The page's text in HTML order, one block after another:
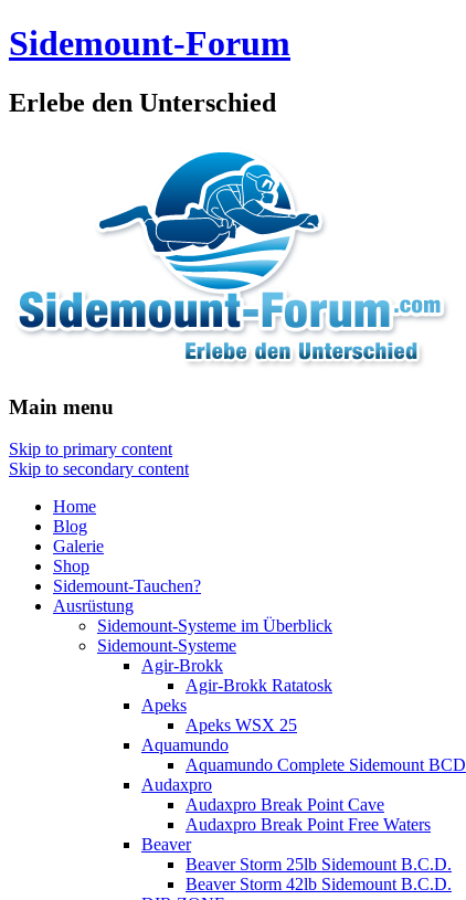
Sidemount-Forum
Erlebe den Unterschied
Main menu
Skip to primary content
Skip to secondary content
Home
Blog
Galerie
Shop
Sidemount-Tauchen?
Ausrüstung
Sidemount-Systeme im Überblick
Sidemount-Systeme
Agir-Brokk
Agir-Brokk Ratatosk
Apeks
Apeks WSX 25
Aquamundo
Aquamundo Complete Sidemount BCD
Audaxpro
Audaxpro Break Point Cave
Audaxpro Break Point Free Waters
Beaver
Beaver Storm 25lb Sidemount B.C.D.
Beaver Storm 42lb Sidemount B.C.D.